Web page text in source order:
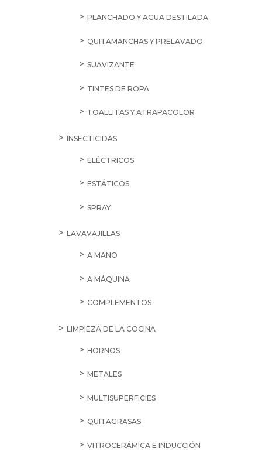
PLANCHADO Y AGUA DESTILADA
QUITAMANCHAS Y PRELAVADO
SUAVIZANTE
TINTES DE ROPA
TOALLITAS Y ATRAPACOLOR
INSECTICIDAS
ELÉCTRICOS
ESTÁTICOS
SPRAY
LAVAVAJILLAS
A MANO
A MÁQUINA
COMPLEMENTOS
LIMPIEZA DE LA COCINA
HORNOS
METALES
MULTISUPERFICIES
QUITAGRASAS
VITROCERÁMICA E INDUCCIÓN